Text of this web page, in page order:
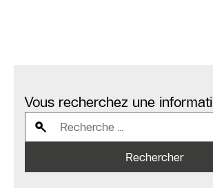
Vous recherchez une
Rechercher